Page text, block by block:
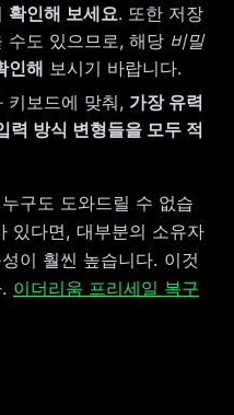
확인해 보세요. 또한 저장
수도 있으므로, 해당 비밀
인해 보시기 바랍니다.
키보드에 맞춰, 가장 유력
력 방식 변형들을 모두 적
구도 도와드릴 수 없습
있다면, 대부분의 소유자
이 훨씬 높습니다. 이것
이더리움 프리세일 복구